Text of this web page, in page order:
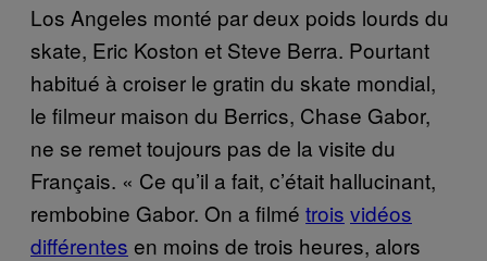
Los Angeles monté par deux poids lourds du
skate, Eric Koston et Steve Berra. Pourtant
habitué à croiser le gratin du skate mondial,
le filmeur maison du Berrics, Chase Gabor,
ne se remet toujours pas de la visite du
Français. « Ce qu’il a fait, c’était hallucinant,
rembobine Gabor. On a filmé trois vidéos
différentes en moins de trois heures, alors